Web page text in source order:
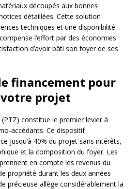
découpés aux bonnes
détaillées. Cette solution
techniques et une disponibilité
l’effort par des économies
d’avoir bâti son foyer de ses
financement pour
projet
(PTZ) constitue le premier levier à
accédants. Ce dispositif
jusqu’à 40% du projet sans intérêts,
et la composition du foyer. Les
en compte les revenus du
propriété durant les deux années
précieuse allège considérablement la